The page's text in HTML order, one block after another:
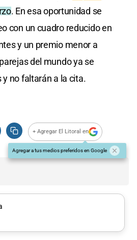
. En esa oportunidad se
con un cuadro reducido en
y un premio menor a
del mundo ya se
no faltarán a la cita.
+ Agregar El Litoral en
Agregar a tus medios preferidos en Google